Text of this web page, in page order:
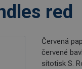
red
Červená
červené
sítotisk S.